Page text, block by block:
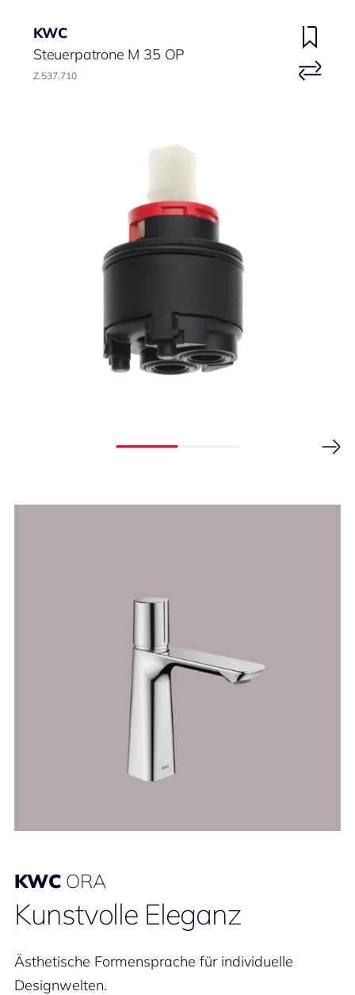
KWC
Steuerpatrone M 35 OP
Z.537.710
KWC ORA
Kunstvolle Eleganz
Ästhetische Formensprache für individuelle
Designwelten.